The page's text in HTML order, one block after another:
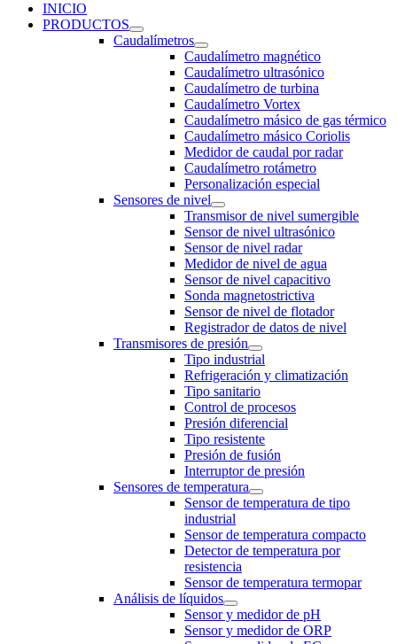
INICIO
PRODUCTOS
Caudalímetros
Caudalímetro magnético
Caudalímetro ultrasónico
Caudalímetro de turbina
Caudalímetro Vortex
Caudalímetro másico de gas térmico
Caudalímetro másico Coriolis
Medidor de caudal por radar
Caudalímetro rotámetro
Personalización especial
Sensores de nivel
Transmisor de nivel sumergible
Sensor de nivel ultrasónico
Sensor de nivel radar
Medidor de nivel de agua
Sensor de nivel capacitivo
Sonda magnetostrictiva
Sensor de nivel de flotador
Registrador de datos de nivel
Transmisores de presión
Tipo industrial
Refrigeración y climatización
Tipo sanitario
Control de procesos
Presión diferencial
Tipo resistente
Presión de fusión
Interruptor de presión
Sensores de temperatura
Sensor de temperatura de tipo
industrial
Sensor de temperatura compacto
Detector de temperatura por
resistencia
Sensor de temperatura termopar
Análisis de líquidos
Sensor y medidor de pH
Sensor y medidor de ORP